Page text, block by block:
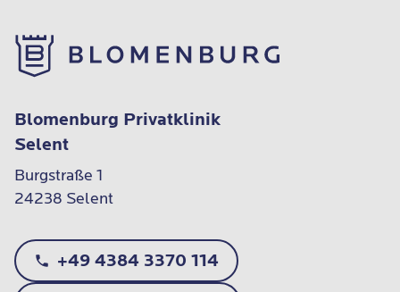
Blomenburg Privatklinik
Selent
Burgstraße 1
24238 Selent
+49 4384 3370 114